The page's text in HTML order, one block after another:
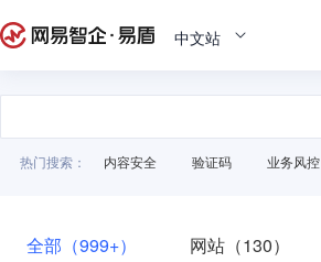
中文站
热门搜索： 内容安全 验证码 业务风控
全部（999+） 网站（130）